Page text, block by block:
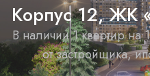
Корпус 12, ЖК
В наличии 1 квартир
от застройщика,